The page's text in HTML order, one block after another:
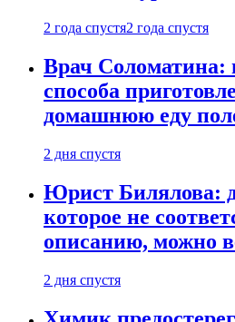
2 года спустя2 года спустя
Врач Соломатина:
способа
домашнюю еду
2 дня спустя
Юрист Билялова:
которое не
описанию, можно
2 дня спустя